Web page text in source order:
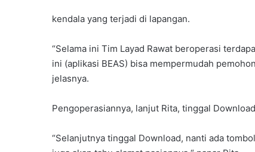
kendala yang terjadi di lapangan.
“Selama ini Tim Layad Rawat beroperasi
ini (aplikasi BEAS) bisa mempermudah
jelasnya.
Pengoperasiannya, lanjut Rita, tinggal
“Selanjutnya tinggal Download, nanti ada